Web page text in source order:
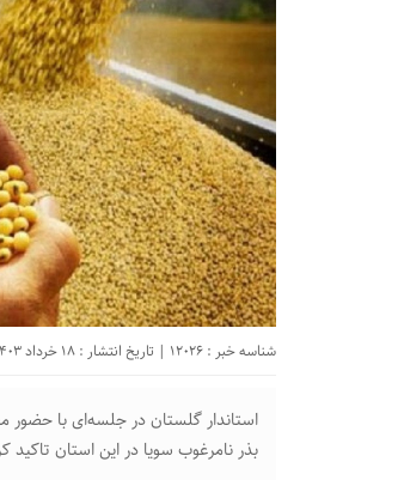
شناسه خبر : 12026 | تاریخ انتشار : 18 خرداد 1403 - 17:03 |
استاندار گلستان در جلسه‌ای با حضور
بذر نامرغوب سویا در این استان تاکید